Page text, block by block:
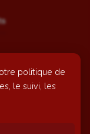
politique de
le suivi, les